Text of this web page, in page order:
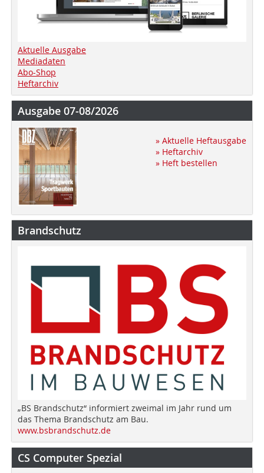
Aktuelle Ausgabe
Mediadaten
Abo-Shop
Heftarchiv
Ausgabe 07-08/2026
» Aktuelle Heftausgabe
» Heftarchiv
» Heft bestellen
Brandschutz
„BS Brandschutz“ informiert zweimal im Jahr rund um
das Thema Brandschutz am Bau.
www.bsbrandschutz.de
CS Computer Spezial